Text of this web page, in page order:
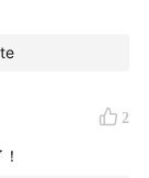
录，总共吸
500 余家参展
城市主编小乌
2